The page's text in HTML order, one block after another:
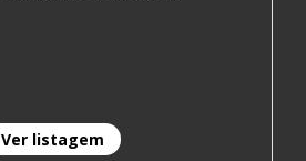
Ver listagem